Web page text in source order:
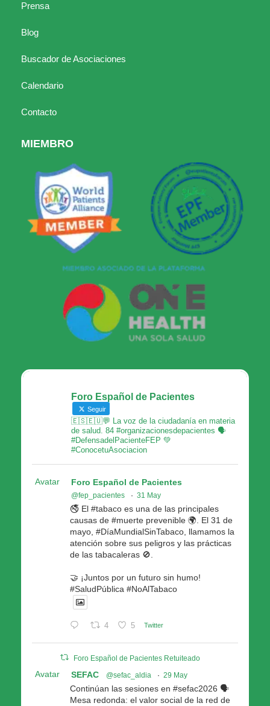
Prensa
Blog
Buscador de Asociaciones
Calendario
Contacto
MIEMBRO
Foro Español de Pacientes
Seguir
🇪🇸🇪🇺💬 La voz de la ciudadanía en materia
de salud. 84 #organizacionesdepacientes 🗣
#DefensadelPacienteFEP 💚
#ConocetuAsociacion
Avatar Foro Español de Pacientes
@fep_pacientes · 31 May
🚭 El #tabaco es una de las principales
causas de #muerte prevenible 🌍. El 31 de
mayo, #DíaMundialSinTabaco, llamamos la
atención sobre sus peligros y las prácticas
de las tabacaleras 🚫.
🤝 ¡Juntos por un futuro sin humo!
#SaludPública #NoAlTabaco
4 5 Twitter
Foro Español de Pacientes Retuiteado
Avatar SEFAC @sefac_aldia · 29 May
Continúan las sesiones en #sefac2026 🗣️
Mesa redonda: el valor social de la red de